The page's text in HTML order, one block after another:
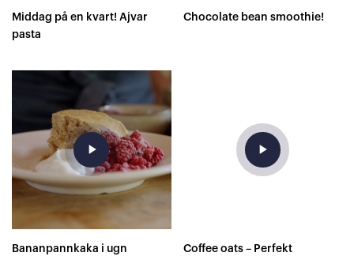
Middag på en kvart! Ajvar
pasta
Chocolate bean smoothie!
play_arrow
Bananpannkaka i ugn
play_arrow
Coffee oats – Perfekt